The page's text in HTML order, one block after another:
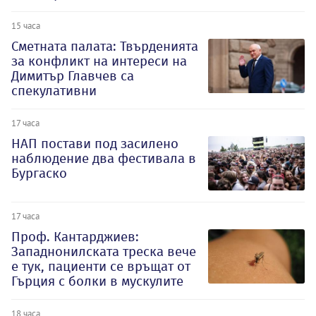
15 часа
Сметната палата: Твърденията
за конфликт на интереси на
Димитър Главчев са
спекулативни
17 часа
НАП постави под засилено
наблюдение два фестивала в
Бургаско
17 часа
Проф. Кантарджиев:
Западнонилската треска вече
е тук, пациенти се връщат от
Гърция с болки в мускулите
18 часа